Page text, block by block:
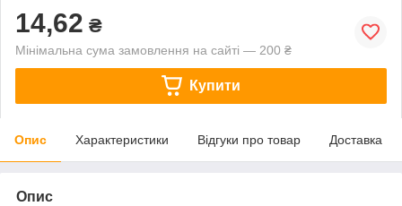
14,62 ₴
Мінімальна сума замовлення на сайті — 200 ₴
Купити
Опис Характеристики Відгуки про товар Доставка
Опис